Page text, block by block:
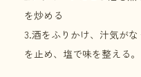
を炒める
3.酒をふりかけ、汁気が
を止め、塩で味を整える。